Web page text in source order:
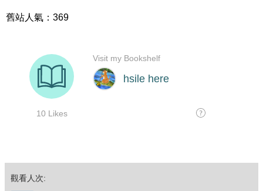
舊站人氣：369
觀看人次: